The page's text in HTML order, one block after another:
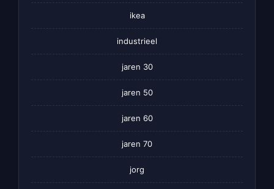
ikea
industrieel
jaren 30
jaren 50
jaren 60
jaren 70
jorg